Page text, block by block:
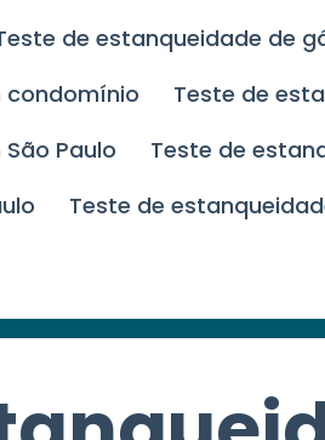
Teste de estanqueidade de
condomínio
Teste de
Paulo
Teste de
Teste de